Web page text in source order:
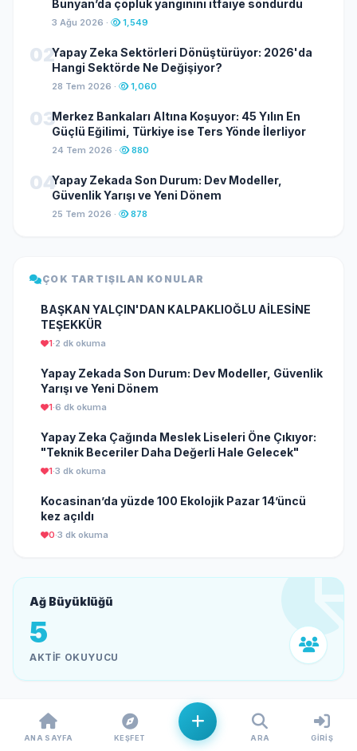
ANA SAYFA KEŞFET ARA GIRIŞ
Bünyan’da çöplük yangınını itfaiye söndürdü
3 Ağu 2026 · 1,549
02Yapay Zeka Sektörleri Dönüştürüyor: 2026'da
Hangi Sektörde Ne Değişiyor?
28 Tem 2026 · 1,060
03Merkez Bankaları Altına Koşuyor: 45 Yılın En
Güçlü Eğilimi, Türkiye ise Ters Yönde İlerliyor
24 Tem 2026 · 880
04Yapay Zekada Son Durum: Dev Modeller,
Güvenlik Yarışı ve Yeni Dönem
25 Tem 2026 · 878
ÇOK TARTIŞILAN KONULAR
BAŞKAN YALÇIN'DAN KALPAKLIOĞLU AİLESİNE
TEŞEKKÜR
1·2 dk okuma
Yapay Zekada Son Durum: Dev Modeller, Güvenlik
Yarışı ve Yeni Dönem
1·6 dk okuma
Yapay Zeka Çağında Meslek Liseleri Öne Çıkıyor:
"Teknik Beceriler Daha Değerli Hale Gelecek"
1·3 dk okuma
Kocasinan’da yüzde 100 Ekolojik Pazar 14’üncü
kez açıldı
0·3 dk okuma
Ağ Büyüklüğü
5
AKTIF OKUYUCU